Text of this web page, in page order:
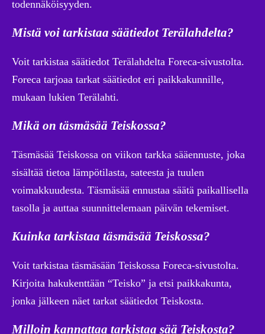
todennäköisyyden.
Mistä voi tarkistaa säätiedot Terälahdelta?
Voit tarkistaa säätiedot Terälahdelta Foreca-sivustolta.
Foreca tarjoaa tarkat säätiedot eri paikkakunnille,
mukaan lukien Terälahti.
Mikä on täsmäsää Teiskossa?
Täsmäsää Teiskossa on viikon tarkka sääennuste, joka
sisältää tietoa lämpötilasta, sateesta ja tuulen
voimakkuudesta. Täsmäsää ennustaa säätä paikallisella
tasolla ja auttaa suunnittelemaan päivän tekemiset.
Kuinka tarkistaa täsmäsää Teiskossa?
Voit tarkistaa täsmäsään Teiskossa Foreca-sivustolta.
Kirjoita hakukenttään “Teisko” ja etsi paikkakunta,
jonka jälkeen näet tarkat säätiedot Teiskosta.
Milloin kannattaa tarkistaa sää Teiskosta?